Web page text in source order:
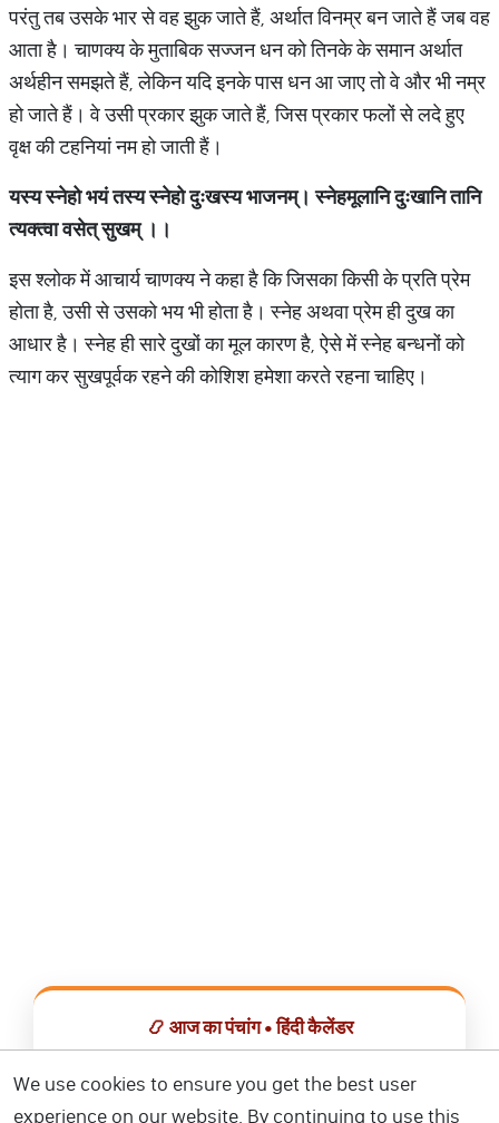
परंतु तब उसके भार से वह झुक जाते हैं, अर्थात विनम्र बन जाते हैं जब वह
आता है। चाणक्य के मुताबिक सज्जन धन को तिनके के समान अर्थात
अर्थहीन समझते हैं, लेकिन यदि इनके पास धन आ जाए तो वे और भी नम्र
हो जाते हैं। वे उसी प्रकार झुक जाते हैं, जिस प्रकार फलों से लदे हुए
वृक्ष की टहनियां नम हो जाती हैं।
यस्यस्नेहोभयंतस्यस्नेहोदुःखस्यभाजनम्। स्नेहमूलानिदुःखानितानि
त्यक्त्वावसेत्सुखम् ।।
इस श्लोक में आचार्य चाणक्य ने कहा है कि जिसका किसी के प्रति प्रेम
होता है, उसी से उसको भय भी होता है। स्नेह अथवा प्रेम ही दुख का
आधार है। स्नेह ही सारे दुखों का मूल कारण है, ऐसे में स्नेह बन्धनों को
त्याग कर सुखपूर्वक रहने की कोशिश हमेशा करते रहना चाहिए।
📿 आज का पंचांग • हिंदी कैलेंडर
We use cookies to ensure you get the best user
experience on our website. By continuing to use this